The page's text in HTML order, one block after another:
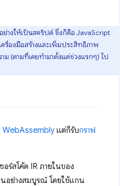
ย่างให้เป็นสคริปต์ ซึ่งก็คือ JavaScript
รื่องมือสร้างและเพิ่มประสิทธิภาพ
(ตามที่เคยทำมาตั้งแต่ช่วงแรกๆ) ไป
แต่ก็รับกราฟ
ร์สโค้ด IR ภายในของ
นอย่างสมบูรณ์ โดยใช้แกน